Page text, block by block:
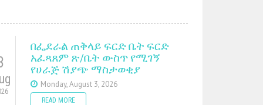
በፌደራል ጠቅላይ ፍርድ ቤት ፍርድ
አፈጻጸም ጽ/ቤት ውስጥ የሚገኝ
የሀራጅ ሽያጭ ማስታወቂያ
Monday, August 3, 2026
READ MORE